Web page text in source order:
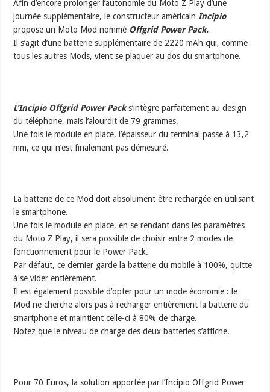
Afin d’encore prolonger l’autonomie du Moto Z Play d’une
journée supplémentaire, le constructeur américainIncipio
propose un Moto Mod nommé Offgrid Power Pack.
Il s’agit d’une batterie supplémentaire de 2220 mAh qui, comme
tous les autres Mods, vient se plaquer au dos du smartphone.
L’Incipio Offgrid Power Pack s’intègre parfaitement au design
du téléphone, mais l’alourdit de 79 grammes.
Une fois le module en place, l’épaisseur du terminal passe à 13,2
mm, ce qui n’est finalement pas démesuré.
La batterie de ce Mod doit absolument être rechargée en utilisant
le smartphone.
Une fois le module en place, en se rendant dans les paramètres
du Moto Z Play, il sera possible de choisir entre 2 modes de
fonctionnement pour le Power Pack.
Par défaut, ce dernier garde la batterie du mobile à 100%, quitte
à se vider entièrement.
Il est également possible d’opter pour un mode économie : le
Mod ne cherche alors pas à recharger entièrement la batterie du
smartphone et maintient celle-ci à 80% de charge.
Notez que le niveau de charge des deux batteries s’affiche.
Pour 70 Euros, la solution apportée par l’Incipio Offgrid Power